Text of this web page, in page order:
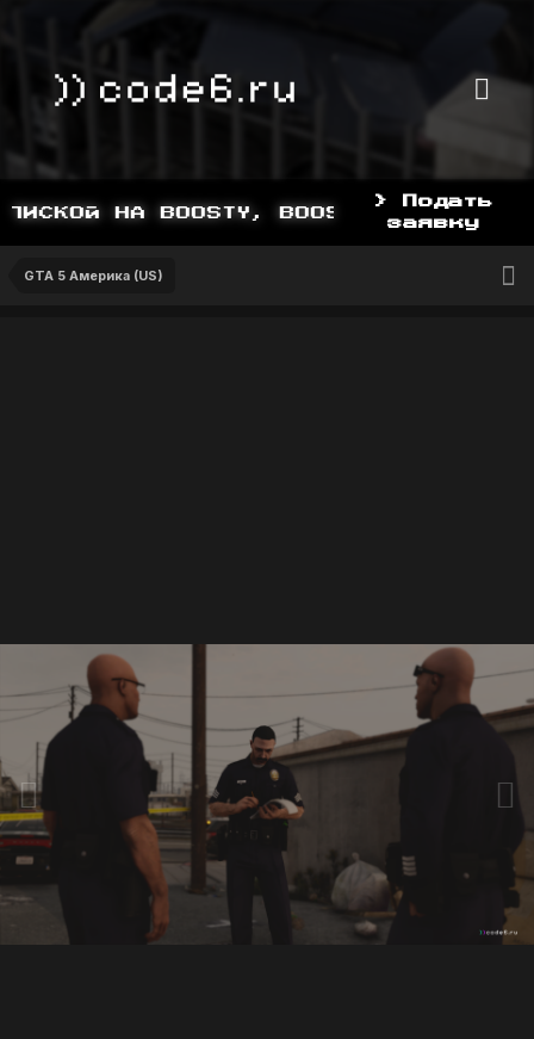
НА BOOSTY, BOOSTY.TO/YDDY
> Подать
заявку
GTA 5 Америка (US)